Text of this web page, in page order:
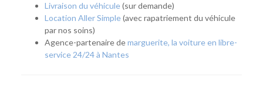
Livraison du véhicule(sur demande)
Location Aller Simple(avec rapatriement du véhicule
par nos soins)
Agence-partenaire demarguerite, la voiture en libre-
service 24/24 à Nantes